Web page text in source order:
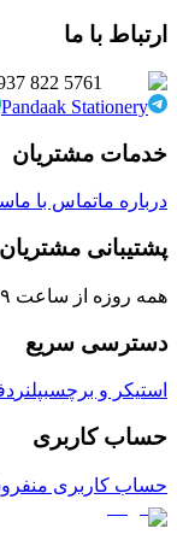
ارتباط با ما
822 5761
Pandaak Stationery
خدمات مشتریان
درباره ماتماس با ما
پشتیبانی مشتریان
همه روزه از ساعت ۹ صبح الی ۱۷ پاسخگوی شما هستیم.
دسترسی سریع
استیکر و برچسبپلنر
حساب کاربری
حساب کاربری من